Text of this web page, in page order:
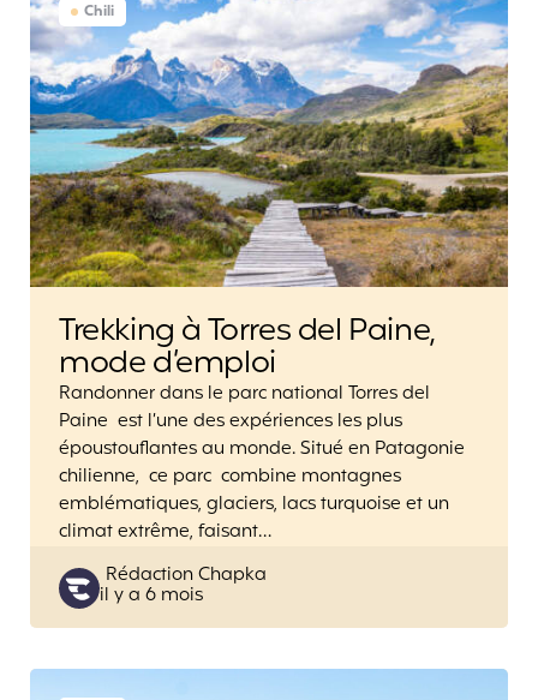
Chili
Trekking à Torres del Paine,
mode d’emploi
Randonner dans le parc national Torres del
Paine est l’une des expériences les plus
époustouflantes au monde. Situé en Patagonie
chilienne, ce parc combine montagnes
emblématiques, glaciers, lacs turquoise et un
climat extrême, faisant…
Posted
by
Rédaction Chapka
il y a 6 mois